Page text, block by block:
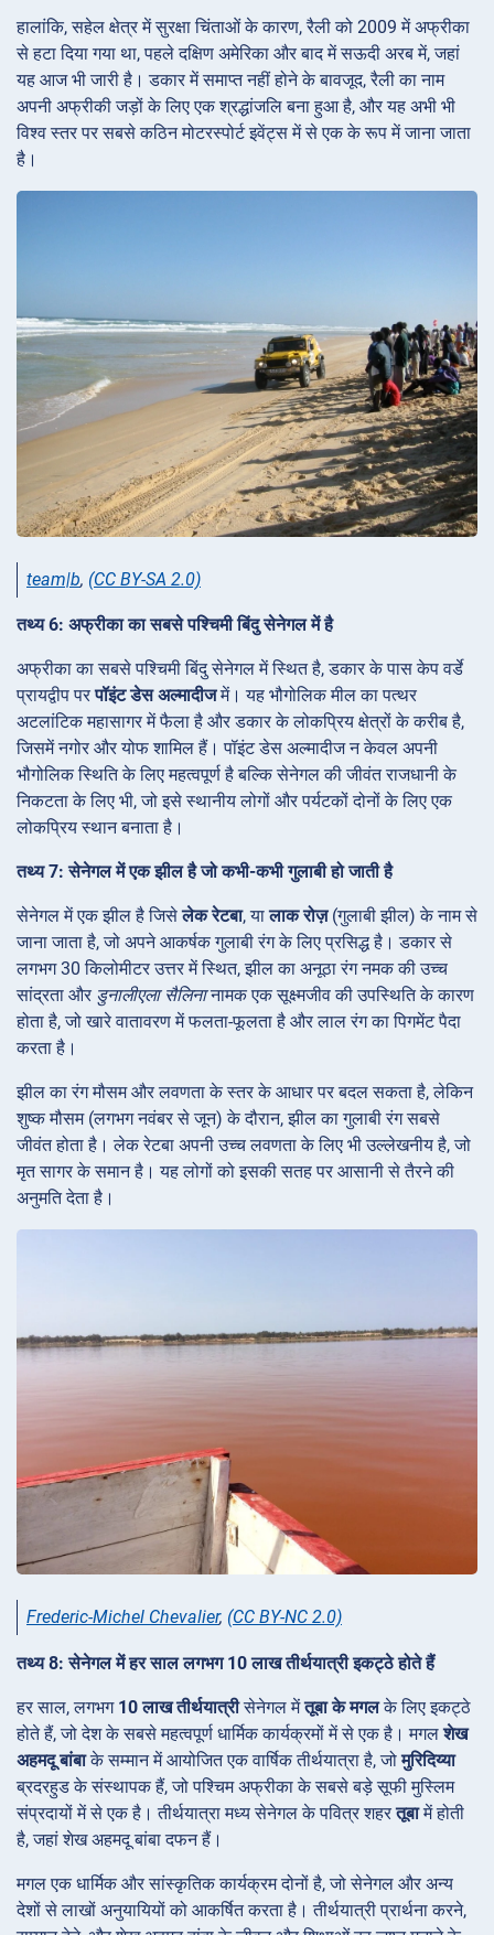
हालांकि, सहेल क्षेत्र में सुरक्षा चिंताओं के कारण, रैली को 2009 में अफ्रीका
से हटा दिया गया था, पहले दक्षिण अमेरिका और बाद में सऊदी अरब में, जहां
यह आज भी जारी है। डकार में समाप्त नहीं होने के बावजूद, रैली का नाम
अपनी अफ्रीकी जड़ों के लिए एक श्रद्धांजलि बना हुआ है, और यह अभी भी
विश्व स्तर पर सबसे कठिन मोटरस्पोर्ट इवेंट्स में से एक के रूप में जाना जाता
है।
team|b, (CC BY-SA 2.0)
तथ्य 6: अफ्रीका का सबसे पश्चिमी बिंदु सेनेगल में है
अफ्रीका का सबसे पश्चिमी बिंदु सेनेगल में स्थित है, डकार के पास केप वर्डे
प्रायद्वीप परपॉइंट डेस अल्मादीजमें। यह भौगोलिक मील का पत्थर
अटलांटिक महासागर में फैला है और डकार के लोकप्रिय क्षेत्रों के करीब है,
जिसमें नगोर और योफ शामिल हैं। पॉइंट डेस अल्मादीज न केवल अपनी
भौगोलिक स्थिति के लिए महत्वपूर्ण है बल्कि सेनेगल की जीवंत राजधानी के
निकटता के लिए भी, जो इसे स्थानीय लोगों और पर्यटकों दोनों के लिए एक
लोकप्रिय स्थान बनाता है।
तथ्य 7: सेनेगल में एक झील है जो कभी-कभी गुलाबी हो जाती है
सेनेगल में एक झील है जिसेलेक रेटबा, यालाक रोज़(गुलाबी झील) के नाम से
जाना जाता है, जो अपने आकर्षक गुलाबी रंग के लिए प्रसिद्ध है। डकार से
लगभग 30 किलोमीटर उत्तर में स्थित, झील का अनूठा रंग नमक की उच्च
सांद्रता और डुनालीएला सैलिनानामक एक सूक्ष्मजीव की उपस्थिति के कारण
होता है, जो खारे वातावरण में फलता-फूलता है और लाल रंग का पिगमेंट पैदा
करता है।
झील का रंग मौसम और लवणता के स्तर के आधार पर बदल सकता है, लेकिन
शुष्क मौसम (लगभग नवंबर से जून) के दौरान, झील का गुलाबी रंग सबसे
जीवंत होता है। लेक रेटबा अपनी उच्च लवणता के लिए भी उल्लेखनीय है, जो
मृत सागर के समान है। यह लोगों को इसकी सतह पर आसानी से तैरने की
अनुमति देता है।
Frederic-Michel Chevalier, (CC BY-NC 2.0)
तथ्य 8: सेनेगल में हर साल लगभग 10 लाख तीर्थयात्री इकट्ठे होते हैं
हर साल, लगभग 10 लाख तीर्थयात्रीसेनेगल मेंतूबा के मगलके लिए इकट्ठे
होते हैं, जो देश के सबसे महत्वपूर्ण धार्मिक कार्यक्रमों में से एक है। मगलशेख
अहमदू बांबाके सम्मान में आयोजित एक वार्षिक तीर्थयात्रा है, जोमुरिदिय्या
ब्रदरहुड के संस्थापक हैं, जो पश्चिम अफ्रीका के सबसे बड़े सूफी मुस्लिम
संप्रदायों में से एक है। तीर्थयात्रा मध्य सेनेगल के पवित्र शहरतूबामें होती
है, जहां शेख अहमदू बांबा दफन हैं।
मगल एक धार्मिक और सांस्कृतिक कार्यक्रम दोनों है, जो सेनेगल और अन्य
देशों से लाखों अनुयायियों को आकर्षित करता है। तीर्थयात्री प्रार्थना करने,